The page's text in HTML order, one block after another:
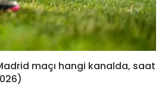
maçı hangi kanalda, saat